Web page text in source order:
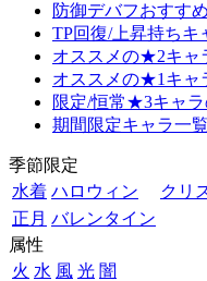
防御デバフおすす
TP回復/上昇持ちキ
オススメの★2キャ
オススメの★1キャ
限定/恒常★3キャ
期間限定キャラ一覧
季節限定
水着 ハロウィン
クリ
正月 バレンタイン
属性
火 水 風 光 闇